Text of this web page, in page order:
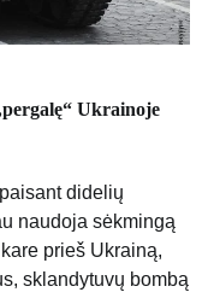
Ukrainoje
didelių
naudoja sėkmingą
prieš Ukrainą,
sklandytuvų bombą